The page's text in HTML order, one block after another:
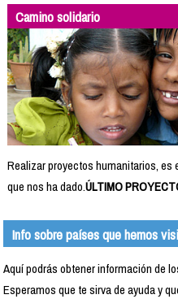
Camino solidario
Realizar proyectos humanitarios, es
que nos ha dado.ÚLTIMO
Info sobre países que hemos
Aquí podrás obtener información de
Esperamos que te sirva de ayuda y